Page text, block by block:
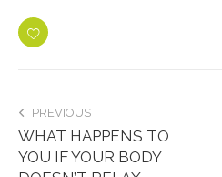
PREVIOUS
WHAT HAPPENS TO
YOU IF YOUR BODY